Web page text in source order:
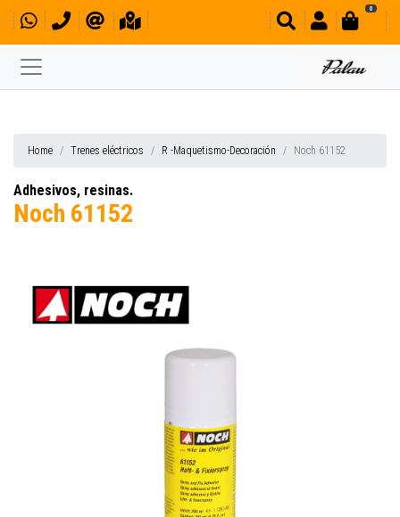
0
Home Trenes eléctricos R -Maquetismo-Decoración Noch 61152
Adhesivos, resinas.
Noch 61152